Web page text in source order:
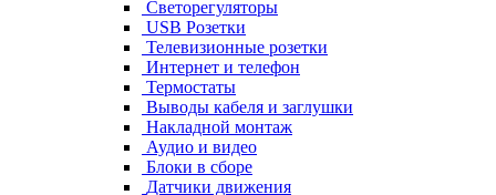
Светорегуляторы
USB Розетки
Телевизионные розетки
Интернет и телефон
Термостаты
Выводы кабеля и заглушки
Накладной монтаж
Аудио и видео
Блоки в сборе
Датчики движения